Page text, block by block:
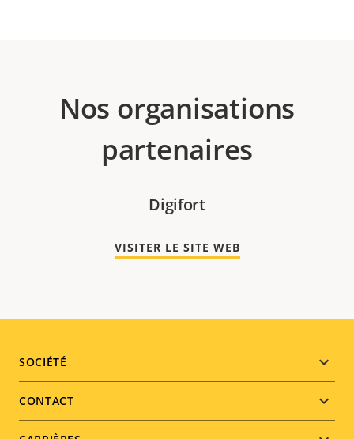
Nos organisations
partenaires
Digifort
VISITER LE SITE WEB
Footer
menu
SOCIÉTÉ
CONTACT